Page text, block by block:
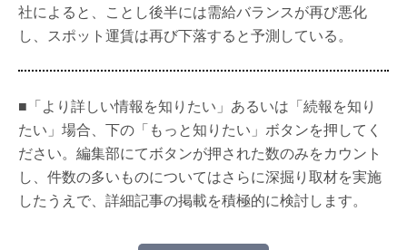
社によると、ことし後半には需給バランスが再び悪化
し、スポット運賃は再び下落すると予測している。
■「より詳しい情報を知りたい」あるいは「続報を知り
たい」場合、下の「もっと知りたい」ボタンを押してく
ださい。編集部にてボタンが押された数のみをカウント
し、件数の多いものについてはさらに深掘り取材を実施
したうえで、詳細記事の掲載を積極的に検討します。